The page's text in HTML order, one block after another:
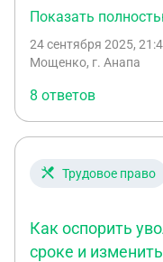
плату), при оплате
фактического дня
Показать
24 сентября 2025,
Мощенко, г. Анапа
8 ответов
Трудовое право
Как оспорить
сроке и